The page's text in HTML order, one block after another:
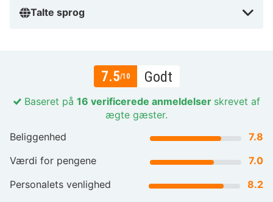
Talte sprog
7.5/10 Godt
Baseret på 16 verificerede anmeldelser skrevet af
ægte gæster.
Beliggenhed
7.8
Værdi for pengene
7.0
Personalets venlighed
8.2